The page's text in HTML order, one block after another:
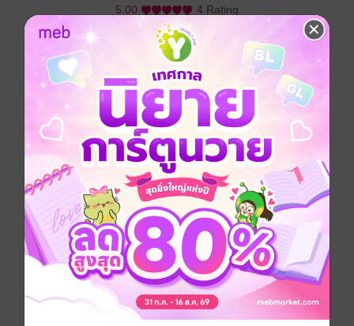
5.00 4 Rating
อยากได้ ซื้อเป็นของขวัญ ติดตาม แชร์
หนังสือที่จะเผยให้คุณได้รู้ถึงเส้นทางสู่ความสำเร็จในธุรกิจ
ของ "วิกรม กรมดิษฐ์" นักธุรกิจ นักพัฒนาอสังหาริมทรัพย์
ซีอีโอชื่อดังแห่ง "อมตะ คอร์ปอเรชัน" ซึ่งก่อร่างสร้างตัว
จากการทำธุรกิจหลากหลายสาขา ผ่านอุปสรรคนานัปการ
มาแล้วนับครั้งไม่ถ้วน และในที่สุดบทเรียนแห่งชีวิต ก็ได้
นำเขาไปสู่การมองเห็นช่องทางการนำเงินตราเข้า
ประเทศ ด้วยการพัฒนาที่ดินเพื่อการสร้างเป็นนิคม
อุตสาหกรรม
แน่นอนว่า หนทางสู่ความสำเร็จของคุณวิกรมนั้น ย่อมมิได้
ปูด้วยพรมแดงเสมอไป ในทางตรงข้าม เขาต้องต่อสู่กับ